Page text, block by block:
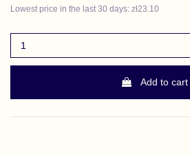
Lowest price in the last 30 days: zł23.10
Add to cart